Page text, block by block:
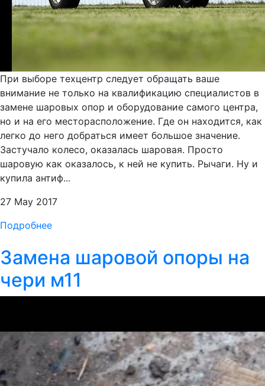
При выборе техцентр следует обращать ваше
внимание не только на квалификацию специалистов в
замене шаровых опор и оборудование самого центра,
но и на его месторасположение. Где он находится, как
легко до него добраться имеет большое значение.
Застучало колесо, оказалась шаровая. Просто
шаровую как оказалось, к ней не купить. Рычаги. Ну и
купила антиф...
27 May 2017
Подробнее
Замена шаровой опоры на
чери м11